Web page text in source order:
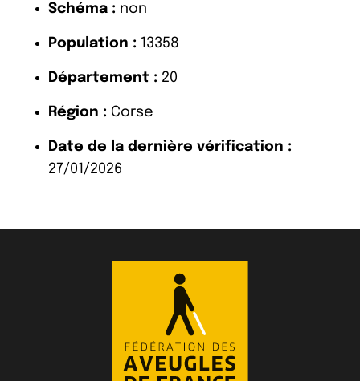
Schéma : non
Population : 13358
Département : 20
Région : Corse
Date de la dernière vérification :
27/01/2026